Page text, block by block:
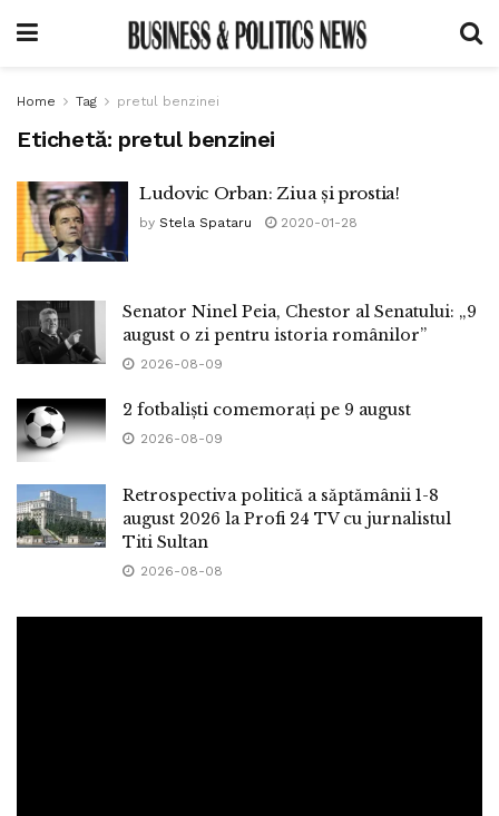
Home Tag pretul benzinei
Etichetă: pretul benzinei
Ludovic Orban: Ziua și prostia!
by Stela Spataru 2020-01-28
Senator Ninel Peia, Chestor al Senatului: „9
august o zi pentru istoria românilor”
2026-08-09
2 fotbaliști comemorați pe 9 august
2026-08-09
Retrospectiva politică a săptămânii 1-8
august 2026 la Profi 24 TV cu jurnalistul
Titi Sultan
2026-08-08